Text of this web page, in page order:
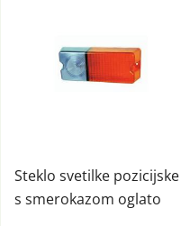
Steklo svetilke pozicijske
s smerokazom oglato